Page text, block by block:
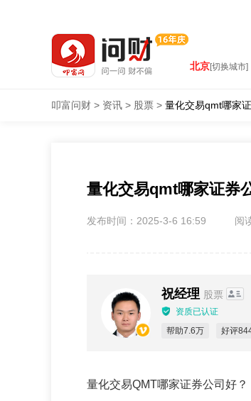
北京[切换城市]
叩富问财 > 资讯 > 股票 > 量化交易qmt哪家
量化交易qmt哪家证券
发布时间：2025-3-6 16:59 阅
祝经理 股票
资质已认证
帮助7.6万
好评
量化交易QMT哪家证券公司好？